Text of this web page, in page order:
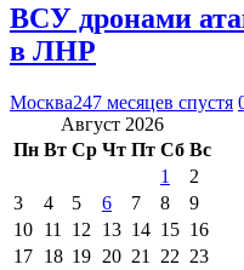
ВСУ дронами
в ЛНР
Москва247 месяцев спустя
Август 2026
Пн Вт Ср Чт Пт Сб Вс
1
2
3
4 5 6 7 8
9
10 11 12 13 14 15 16
17 18 19 20 21 22 23